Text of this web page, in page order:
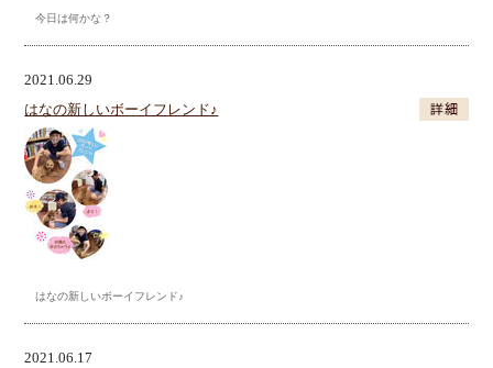
今日は何かな？
2021.06.29
はなの新しいボーイフレンド♪
はなの新しいボーイフレンド♪
2021.06.17